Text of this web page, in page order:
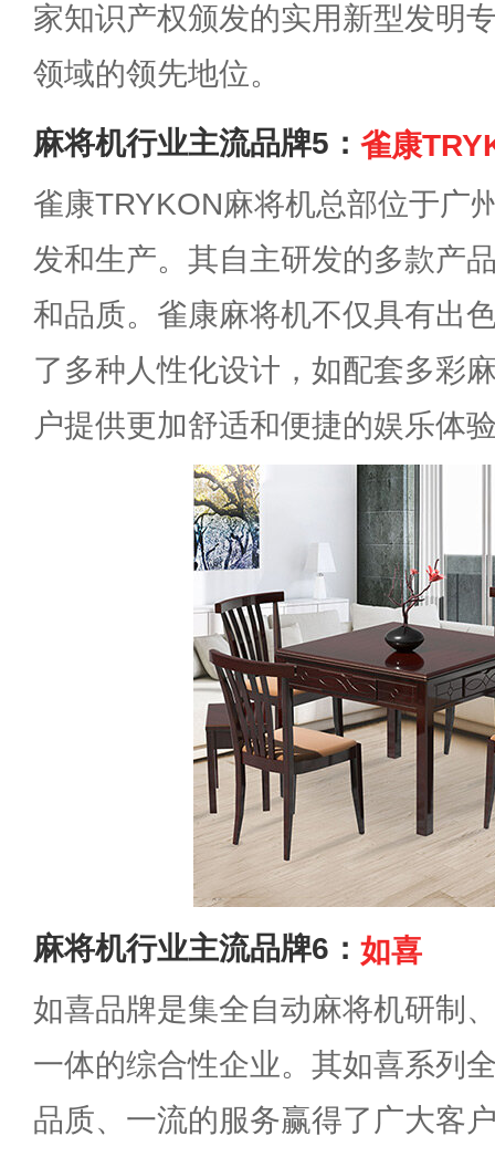
家知识产权颁发的实用新型发明
领域的领先地位。
麻将机行业主流品牌5： 雀康
雀康TRYKON麻将机总部位于广
发和生产。其自主研发的多款产
和品质。雀康麻将机不仅具有出
了多种人性化设计，如配套多彩
户提供更加舒适和便捷的娱乐体
麻将机行业主流品牌6： 如喜
如喜品牌是集全自动麻将机研制
一体的综合性企业。其如喜系列
品质、一流的服务赢得了广大客